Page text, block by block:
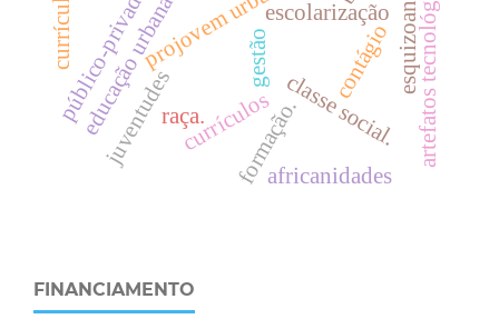
currículos
projovem urbano
e
d
u
c
a
ç
ã
o
u
r
b
a
n
a
.
c
l
a
s
s
e
s
o
c
i
a
l
.
raça.
gestão
juventudes
escolarização
público-privado artefatos tecnológicos
formação.
contágio
africanidades
FINANCIAMENTO